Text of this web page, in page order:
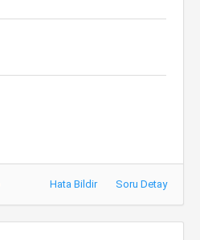
Hata Bildir Soru Detay